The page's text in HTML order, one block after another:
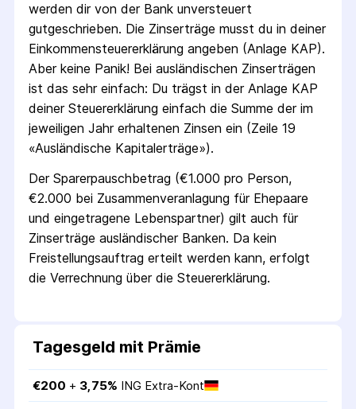
werden dir von der Bank unversteuert
gutgeschrieben. Die Zins­erträge musst du in deiner
Einkommen­steuer­erklärung angeben (Anlage KAP).
Aber keine Panik! Bei ausländischen Zins­erträgen
ist das sehr einfach: Du trägst in der Anlage KAP
deiner Steuer­erklärung einfach die Summe der im
jeweiligen Jahr erhaltenen Zinsen ein (Zeile 19
«Ausländische Kapital­erträge»).
Der Sparer­pausch­betrag (€1.000 pro Person,
€2.000 bei Zusammen­veranlagung für Ehepaare
und eingetragene Lebens­partner) gilt auch für
Zins­erträge ausländischer Banken. Da kein
Freistellungs­auftrag erteilt werden kann, erfolgt
die Verrechnung über die Steuer­erklärung.
Tagesgeld mit Prämie
€200 + 3,75% ING Extra-Kont